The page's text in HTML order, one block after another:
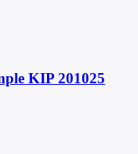
KIP 201025